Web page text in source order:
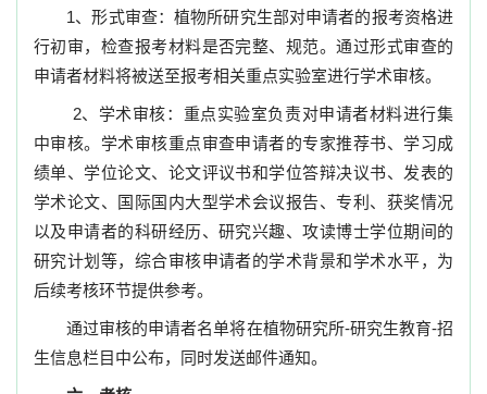
1、形式审查：植物所研究生部对申请者的报考资格进
行初审，检查报考材料是否完整、规范。通过形式审查的
申请者材料将被送至报考相关重点实验室进行学术审核。
2、学术审核：重点实验室负责对申请者材料进行集
中审核。学术审核重点审查申请者的专家推荐书、学习成
绩单、学位论文、论文评议书和学位答辩决议书、发表的
学术论文、国际国内大型学术会议报告、专利、获奖情况
以及申请者的科研经历、研究兴趣、攻读博士学位期间的
研究计划等，综合审核申请者的学术背景和学术水平，为
后续考核环节提供参考。
通过审核的申请者名单将在植物研究所-研究生教育-招
生信息栏目中公布，同时发送邮件通知。